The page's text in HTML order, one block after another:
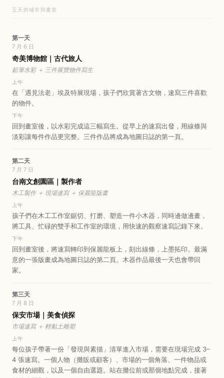
五天的城市與畫室
第一天
7 月 6 日
奇美博物館｜古代旅人
鉛筆水彩 ＋ 三件展覽物件寫生
上午
在「遇見法老」埃及特展現場，孩子們欣賞著古文物，速寫三件喜歡
的物件。
下午
回到畫室後，以水彩完成這三幅寫生。從早上的速寫出發，用線條與
淡彩讓每件作品更完整。三件作品將成為地圖日誌的第一頁。
第二天
7 月 7 日
台南文創園區｜製作者
木工製作 ＋ 現場速寫 ＋ 保麗龍版畫
上午
孩子們在木工工作室鋸切、打磨、塑造一件小木器，同時邊做邊畫，
將工具、忙碌的雙手和工作室的環境，用快速的觀察速寫記錄下來。
下午
回到畫室後，將速寫轉印到保麗龍板上，刻出線條，上墨拓印。最滿
意的一張版畫成為地圖日誌的第二頁。木器作品最後一天也會帶回
家。
第三天
7 月 8 日
保安市場｜美食偵探
市場速寫 ＋ 輕黏土雕塑
上午
每位孩子帶著一份「發現與素描」清單進入市場，需要在現場完成 3–
4 張速寫。一個人物（攤販或顧客）、市場的一個角落、一件物品或
食材的細觀，以及一個自由選題。站在攤位前或那個地點完成，接著